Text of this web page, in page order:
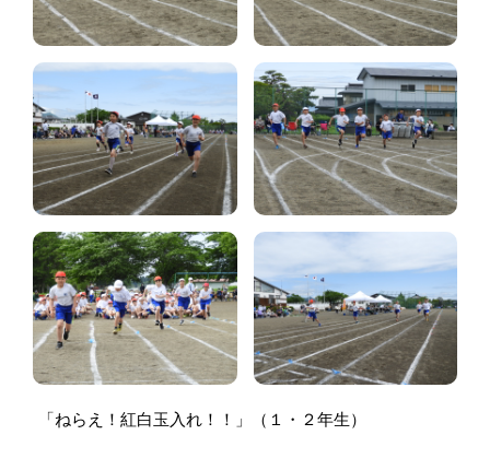
「ねらえ！紅白玉入れ！！」（１・２年生）